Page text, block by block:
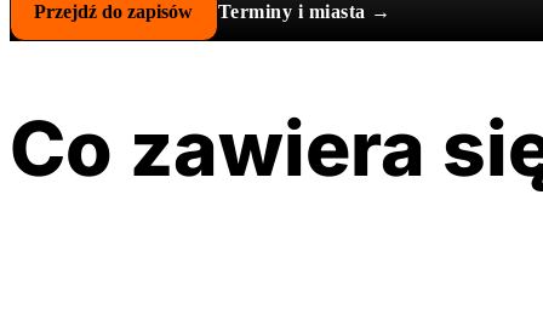
Przejdź do zapisów Terminy i miasta →
Co zawiera